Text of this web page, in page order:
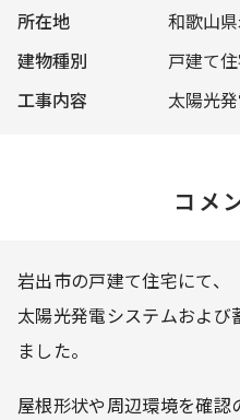
所在地
和歌山
建物種別
戸建て
工事内容
太陽光
コメ
岩出市の戸建て住宅にて、
太陽光発電システムおよび
ました。
屋根形状や周辺環境を確認